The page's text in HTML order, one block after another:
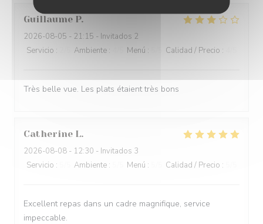
Guillaume P
2026-08-05 - 21:15 - Invitados 2
Servicio : Ambiente : Menú : Calidad / Precio :
Très belle vue. Les plats étaient très bons
Catherine L
2026-08-08 - 12:30 - Invitados 3
Servicio : Ambiente : Menú : Calidad / Precio :
Excellent repas dans un cadre magnifique, service
impeccable.